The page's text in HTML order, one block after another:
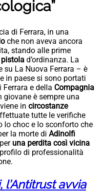
di Ferrara, in una
che non aveva ancora
stando alle prime
d’ordinanza. La
La Nuova Ferrara – è
in paese si sono portati
e della Compagnia
giovane è sempre una
in circostanze
tutte le verifiche
lo choc e lo sconforto che
la morte di Adinolfi
una perdita così vicina
di professionalità
l’Antitrust avvia